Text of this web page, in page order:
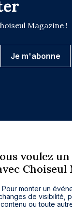
Magazine !
voulez
Choiseul
Pour monter un
de visibilité,
contenu ou toute